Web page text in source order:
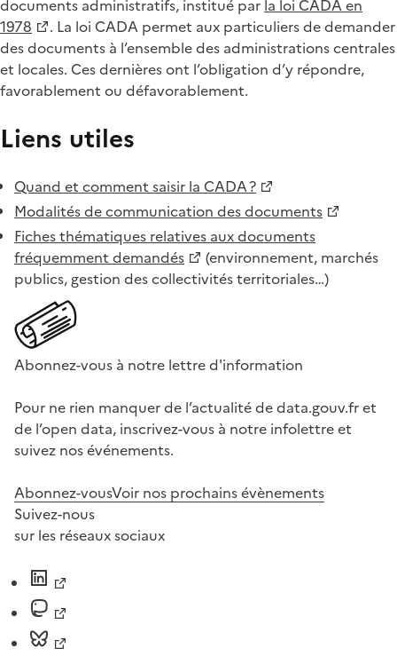
documents administratifs, institué par la loi CADA en
1978
. La loi CADA permet aux particuliers de demander
des documents à l’ensemble des administrations centrales
et locales. Ces dernières ont l’obligation d’y répondre,
favorablement ou défavorablement.
Liens utiles
Quand et comment saisir la CADA ?
Modalités de communication des documents
Fiches thématiques relatives aux documents
fréquemment demandés
(environnement, marchés
publics, gestion des collectivités territoriales…)
Abonnez-vous à notre lettre d'information
Pour ne rien manquer de l’actualité de data.gouv.fr et
de l’open data, inscrivez-vous à notre infolettre et
suivez nos événements.
Abonnez-vousVoir nos prochains évènements
Suivez-nous
sur les réseaux sociaux